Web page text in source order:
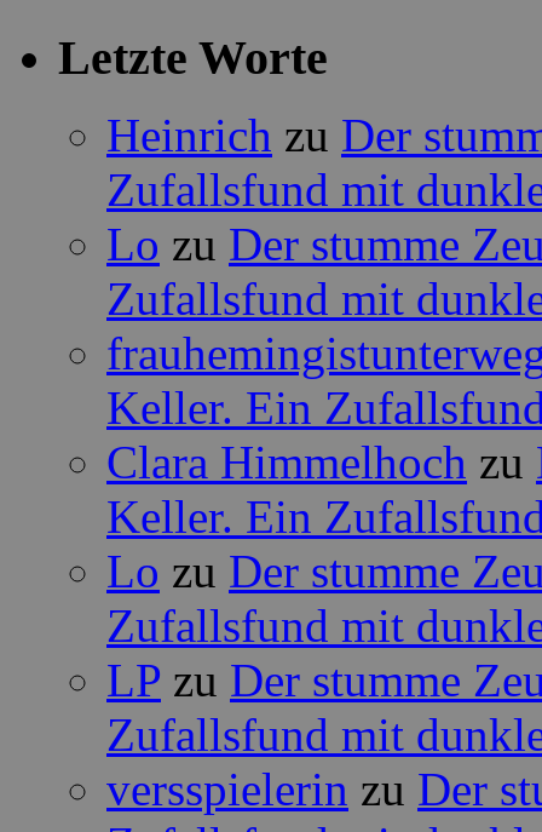
Letzte Worte
Heinrich zu Der
Zufallsfund mit
Lo zu Der stumme
Zufallsfund mit
Keller. Ein
Clara Himmelhoch zu
Keller. Ein
Lo zu Der stumme
Zufallsfund mit
LP zu Der stumme
Zufallsfund mit
versspielerin zu Der